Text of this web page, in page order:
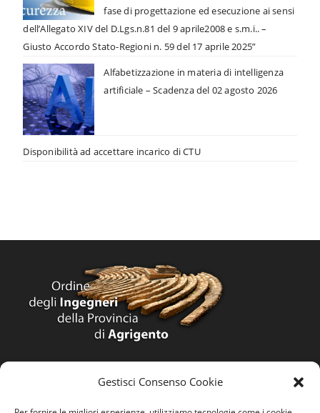
Gestisci Consenso Cookie
fase di progettazione ed esecuzione ai sensi
dell’Allegato XIV del D.Lgs.n.81 del 9 aprile2008 e s.m.i.. –
Giusto Accordo Stato-Regioni n. 59 del 17 aprile 2025”
Alfabetizzazione in materia di intelligenza
artificiale – Scadenza del 02 agosto 2026
Disponibilità ad accettare incarico di CTU